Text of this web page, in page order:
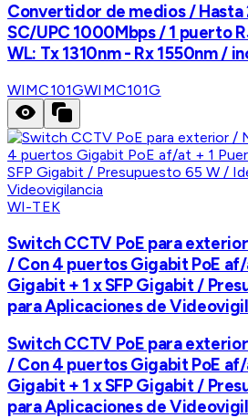
Convertidor de medios / Hasta
SC/UPC 1000Mbps / 1 puerto
WL: Tx 1310nm - Rx 1550nm /
WIMC101GWIMC101G
WI-TEK
Switch CCTV PoE para
/ Con 4 puertos Gigabit PoE
Gigabit + 1 x SFP Gigabit /
para Aplicaciones de
Switch CCTV PoE para
/ Con 4 puertos Gigabit PoE
Gigabit + 1 x SFP Gigabit /
para Aplicaciones de